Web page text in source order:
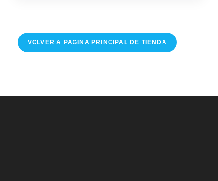
VOLVER A PAGINA PRINCIPAL DE TIENDA